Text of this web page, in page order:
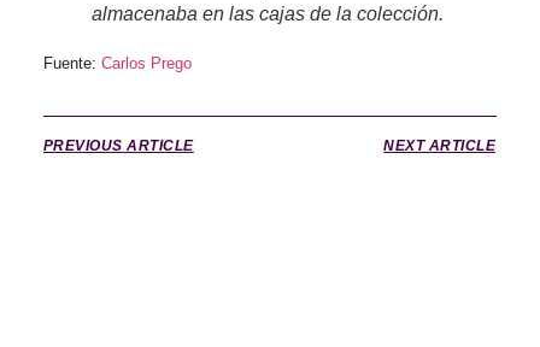
almacenaba en las cajas de la colección.
Fuente: Carlos Prego
PREVIOUS ARTICLE NEXT ARTICLE